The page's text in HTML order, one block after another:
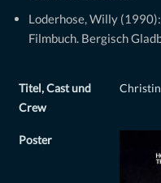
Loderhose, Willy
Filmbuch. Bergisch
Titel, Cast und
Crew
Poster